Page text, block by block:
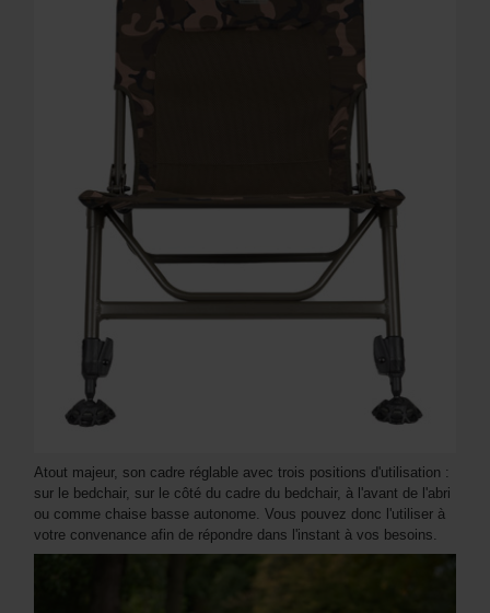
Atout majeur, son cadre réglable avec trois positions d'utilisation :
sur le bedchair, sur le côté du cadre du bedchair, à l'avant de l'abri
ou comme chaise basse autonome. Vous pouvez donc l'utiliser à
votre convenance afin de répondre dans l'instant à vos besoins.